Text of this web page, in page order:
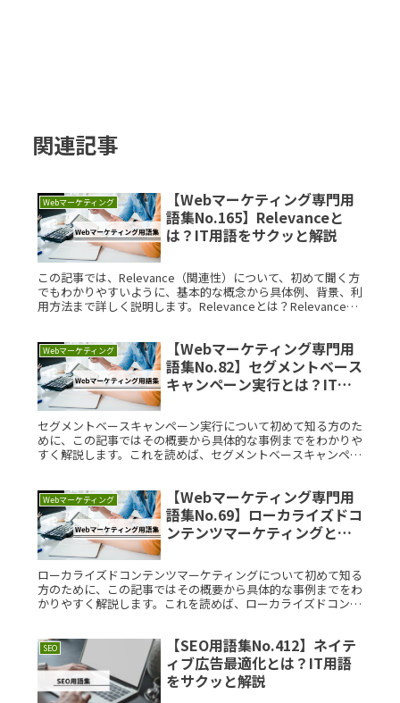
関連記事
Webマーケティング
【Webマーケティング専門用
語集No.165】Relevanceと
は？IT用語をサクッと解説
この記事では、Relevance（関連性）について、初めて聞く方
でもわかりやすいように、基本的な概念から具体例、背景、利
用方法まで詳しく説明します。Relevanceとは？Relevanceと
Webマーケティング
【Webマーケティング専門用
語集No.82】セグメントベース
キャンペーン実行とは？IT用
セグメントベースキャンペーン実行について初めて知る方のた
めに、この記事ではその概要から具体的な事例までをわかりや
すく解説します。これを読めば、セグメントベースキャンペー
Webマーケティング
【Webマーケティング専門用
語集No.69】ローカライズドコ
ンテンツマーケティングと
ローカライズドコンテンツマーケティングについて初めて知る
方のために、この記事ではその概要から具体的な事例までをわ
かりやすく解説します。これを読めば、ローカライズドコンテ
SEO
【SEO用語集No.412】ネイテ
ィブ広告最適化とは？IT用語
をサクッと解説